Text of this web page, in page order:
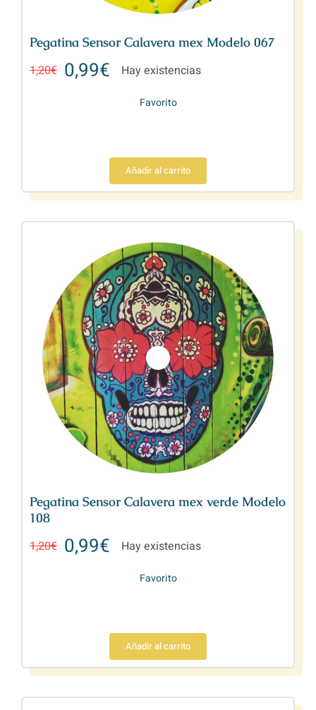
Pegatina Sensor Calavera mex Modelo 067
1,20€ 0,99€ Hay existencias
Favorito
Añadir al carrito
Pegatina Sensor Calavera mex verde Modelo
108
1,20€ 0,99€ Hay existencias
Favorito
Añadir al carrito